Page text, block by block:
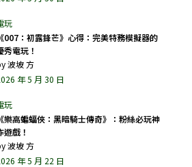
《007：初露鋒芒》心得：完美特務模擬器的
秀電玩！
波坡 方
年 5 月 30 日
《樂高蝙蝠俠：黑暗騎士傳奇》：粉絲必玩神
遊戲！
波坡 方
年 5 月 22 日